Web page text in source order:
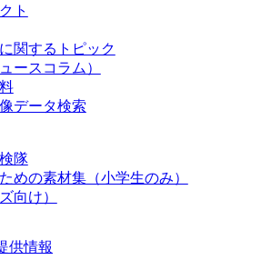
ト
関するトピック
ースコラム）
データ検索
隊
めの素材集（小学生のみ）
向け）
供情報